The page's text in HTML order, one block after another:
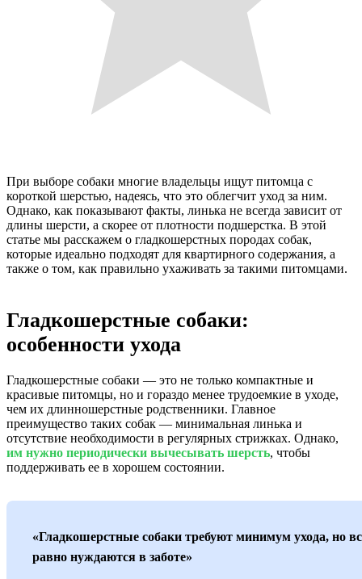
При выборе собаки многие владельцы ищут питомца с
короткой шерстью, надеясь, что это облегчит уход за ним.
Однако, как показывают факты, линька не всегда зависит от
длины шерсти, а скорее от плотности подшерстка. В этой
статье мы расскажем о гладкошерстных породах собак,
которые идеально подходят для квартирного содержания, а
также о том, как правильно ухаживать за такими питомцами.
Гладкошерстные собаки:
особенности ухода
Гладкошерстные собаки — это не только компактные и
красивые питомцы, но и гораздо менее трудоемкие в уходе,
чем их длинношерстные родственники. Главное
преимущество таких собак — минимальная линька и
отсутствие необходимости в регулярных стрижках. Однако,
им нужно периодически вычесывать шерсть, чтобы
поддерживать ее в хорошем состоянии.
«Гладкошерстные собаки требуют минимум ухода, но
равно нуждаются в заботе»